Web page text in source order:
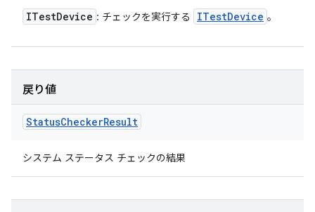
ITestDevice : チェックを実行する ITestDevice 。
戻り値
StatusCheckerResult
システム ステータス チェックの結果